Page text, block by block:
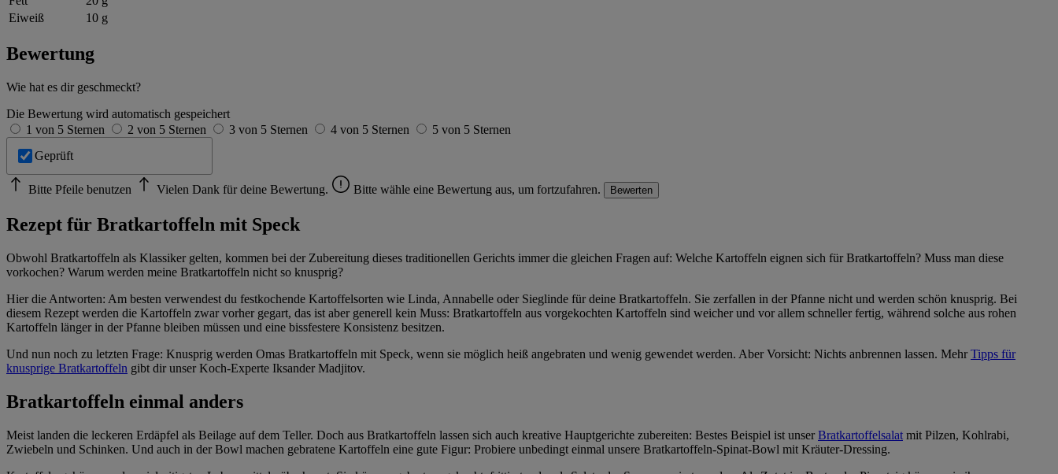
Eiweiß
10 g
Bewertung
Wie hat es dir geschmeckt?
Die Bewertung wird automatisch gespeichert
1 von 5 Sternen
2 von 5 Sternen 3 von 5 Sternen 4 von 5 Sternen
5 von 5 Sternen
Geprüft
Bitte Pfeile benutzen Vielen Dank für deine Bewertung. Bitte wähle eine Bewertung aus, um fortzufahren. Bewerten
Rezept für Bratkartoffeln mit Speck
Obwohl Bratkartoffeln als Klassiker gelten, kommen bei der Zubereitung dieses traditionellen Gerichts immer die gleichen Fragen auf: Welche Kartoffeln eignen sich für Bratkartoffeln? Muss man diese
vorkochen? Warum werden meine Bratkartoffeln nicht so knusprig?
Hier die Antworten: Am besten verwendest du festkochende Kartoffelsorten wie Linda, Annabelle oder Sieglinde für deine Bratkartoffeln. Sie zerfallen in der Pfanne nicht und werden schön knusprig. Bei
diesem Rezept werden die Kartoffeln zwar vorher gegart, das ist aber generell kein Muss: Bratkartoffeln aus vorgekochten Kartoffeln sind weicher und vor allem schneller fertig, während solche aus rohen
Kartoffeln länger in der Pfanne bleiben müssen und eine bissfestere Konsistenz besitzen.
Und nun noch zu letzten Frage: Knusprig werden Omas Bratkartoffeln mit Speck, wenn sie möglich heiß angebraten und wenig gewendet werden. Aber Vorsicht: Nichts anbrennen lassen. MehrTipps für
knusprige Bratkartoffeln gibt dir unser Koch-Experte Iksander Madjitov.
Bratkartoffeln einmal anders
Meist landen die leckeren Erdäpfel als Beilage auf dem Teller. Doch aus Bratkartoffeln lassen sich auch kreative Hauptgerichte zubereiten: Bestes Beispiel ist unserBratkartoffelsalat mit Pilzen, Kohlrabi,
Zwiebeln und Schinken. Und auch in der Bowl machen gebratene Kartoffeln eine gute Figur: Probiere unbedingt einmal unsere Bratkartoffeln-Spinat-Bowl mit Kräuter-Dressing.